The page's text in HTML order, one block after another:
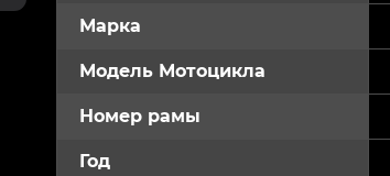
Марка
Модель Мотоцикла
Номер рамы
Год